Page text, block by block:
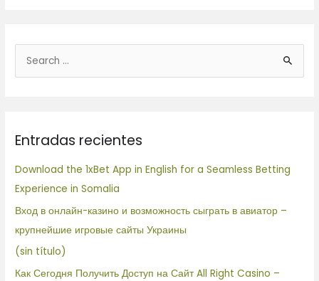
u
a
r
:
Entradas recientes
Download the 1xBet App in English for a Seamless Betting
Experience in Somalia
Вход в онлайн-казино и возможность сыграть в авиатор –
крупнейшие игровые сайты Украины
(sin título)
Как Сегодня Получить Доступ на Сайт All Right Casino –